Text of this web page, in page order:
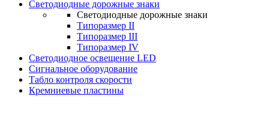
Светодиодные дорожные знаки
Светодиодные дорожные знаки
Типоразмер II
Типоразмер III
Типоразмер IV
Светодиодное освещение LED
Сигнальное оборудование
Табло контроля скорости
Кремниевые пластины